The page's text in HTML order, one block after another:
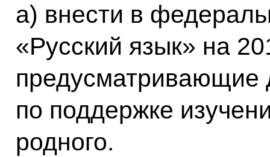
а) внести в
«Русский язык» на
предусматривающие
по поддержке
родного.